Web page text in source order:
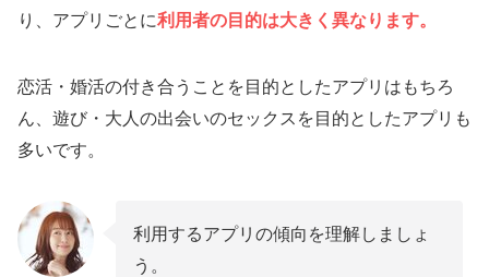
り、アプリごとに利用者の目的は大きく異なります。
恋活・婚活の付き合うことを目的としたアプリはもちろ
ん、遊び・大人の出会いのセックスを目的としたアプリも
多いです。
利用するアプリの傾向を理解しましょ
う。